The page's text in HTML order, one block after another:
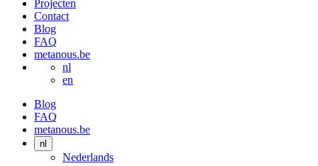
Projecten
Contact
Blog
FAQ
metanous.be
nl
en
Blog
FAQ
metanous.be
nl
Nederlands